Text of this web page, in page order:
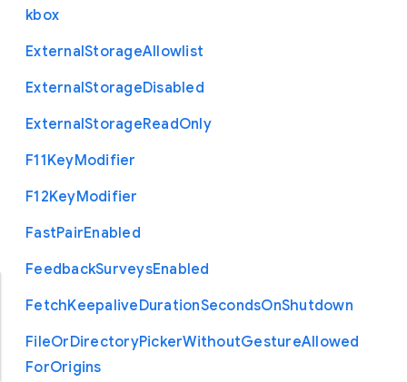
kbox
ExternalStorageAllowlist
ExternalStorageDisabled
ExternalStorageReadOnly
F11KeyModifier
F12KeyModifier
FastPairEnabled
FeedbackSurveysEnabled
FetchKeepaliveDurationSecondsOnShutdown
FileOrDirectoryPickerWithoutGestureAllowed
ForOrigins